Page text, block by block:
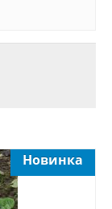
Новинка